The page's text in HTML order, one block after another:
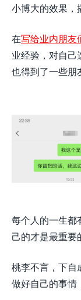
小博大的效果，
在写给业内朋友
业经验，对自己
也得到了一些朋
每个人的一生都
己的才是最重要
桃李不言，下自
做好自己的事情